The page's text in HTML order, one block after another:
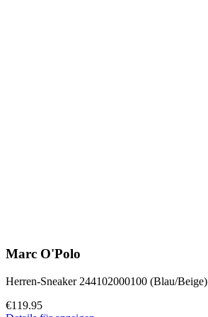
Marc O'Polo
Herren-Sneaker 244102000100 (Blau/Beige)
€119.95